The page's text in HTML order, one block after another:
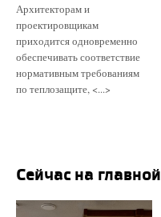
Архитекторам и
проектировщикам
приходится одновременно
обеспечивать соответствие
нормативным требованиям
по теплозащите, <...>
Сейчас на главной